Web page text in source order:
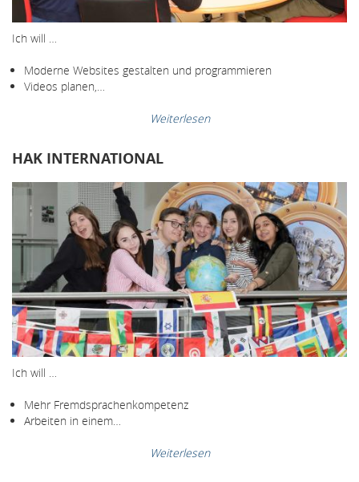
Ich will …
Moderne Websites gestalten und programmieren
Videos planen,…
Weiterlesen
HAK INTERNATIONAL
Ich will …
Mehr Fremdsprachenkompetenz
Arbeiten in einem…
Weiterlesen